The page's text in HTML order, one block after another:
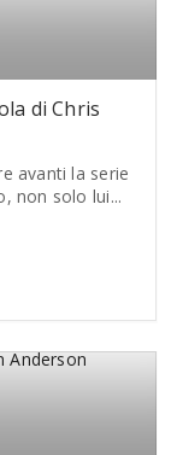
di Chris
avanti la serie
non solo lui...